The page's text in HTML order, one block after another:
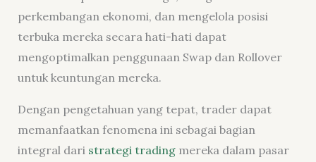
perkembangan ekonomi, dan mengelola posisi
terbuka mereka secara hati-hati dapat
mengoptimalkan penggunaan Swap dan Rollover
untuk keuntungan mereka.
Dengan pengetahuan yang tepat, trader dapat
memanfaatkan fenomena ini sebagai bagian
integral dari strategi tradingmereka dalam pasar